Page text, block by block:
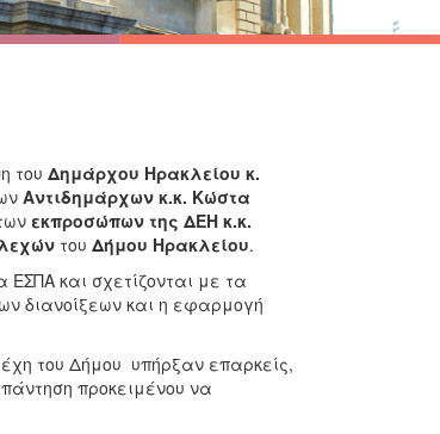
του Δημάρχου Ηρακλείου κ.
Αντιδημάρχων κ.κ. Κώστα
εκπροσώπων της ΔΕΗ κ.κ.
του Δήμου Ηρακλείου.
και σχετίζονται με τα
διανοίξεων και η εφαρμογή
του Δήμου υπήρξαν επαρκείς,
προκειμένου να